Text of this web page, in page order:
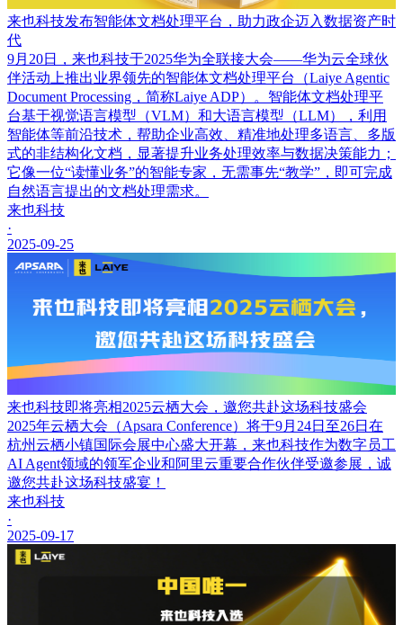
来也科技发布智能体文档处理平台，助力政企迈入数据资产时
代
9月20日，来也科技于2025华为全联接大会——华为云全球伙
伴活动上推出业界领先的智能体文档处理平台（Laiye Agentic
Document Processing，简称Laiye ADP）。智能体文档处理平
台基于视觉语言模型（VLM）和大语言模型（LLM），利用
智能体等前沿技术，帮助企业高效、精准地处理多语言、多版
式的非结构化文档，显著提升业务处理效率与数据决策能力；
它像一位“读懂业务”的智能专家，无需事先“教学”，即可完成
自然语言提出的文档处理需求。
来也科技
·
2025-09-25
来也科技即将亮相2025云栖大会，邀您共赴这场科技盛会
2025年云栖大会（Apsara Conference）将于9月24日至26日在
杭州云栖小镇国际会展中心盛大开幕，来也科技作为数字员工
AI Agent领域的领军企业和阿里云重要合作伙伴受邀参展，诚
邀您共赴这场科技盛宴！
来也科技
·
2025-09-17